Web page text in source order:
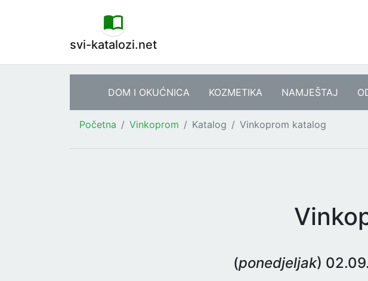
svi-katalozi.net
DOM I OKUĆNICA KOZMETIKA NAMJEŠTAJ
Početna Vinkoprom Katalog Vinkoprom katalog
(ponedjeljak)